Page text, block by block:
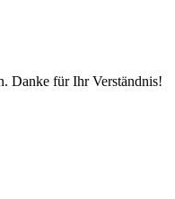
Danke für Ihr Verständnis!